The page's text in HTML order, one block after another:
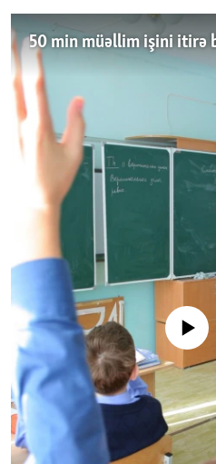
No media source